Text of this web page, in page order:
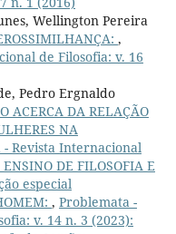
Wellington Pereira
,
de Filosofia: v. 16
Pedro Ergnaldo
ACERCA DA RELAÇÃO
NA
- Revista Internacional
DE FILOSOFIA E
especial
, Problemata -
v. 14 n. 3 (2023):